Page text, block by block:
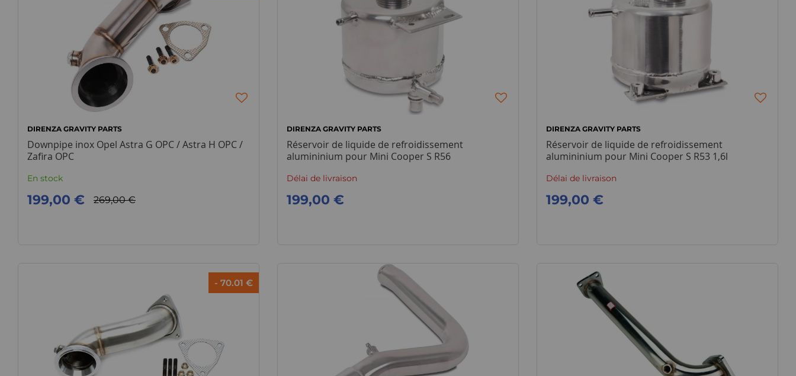
DIRENZA GRAVITY PARTS
Downpipe inox Opel Astra G OPC / Astra H OPC /
Zafira OPC
En stock
269,00 €
199,00 €
DIRENZA GRAVITY PARTS
Réservoir de liquide de refroidissement
alumininium pour Mini Cooper S R56
Délai de livraison
199,00 €
DIRENZA GRAVITY PARTS
Réservoir de liquide de refroidissement
alumininium pour Mini Cooper S R53 1,6l
Délai de livraison
199,00 €
- 70.01 €